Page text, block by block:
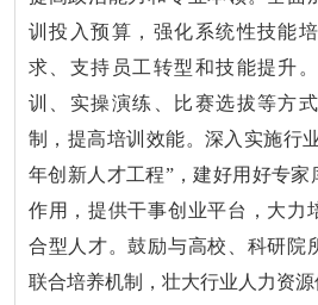
训投入预算，强化系统性技能
求、支持员工转型和技能提升
训、实操演练、比赛选拔等方
制，提高培训效能。深入实施行
年创新人才工程”，建好用好专家
作用，提供干事创业平台，大力
合型人才。鼓励与高校、科研院
联合培养机制，壮大行业人力资源